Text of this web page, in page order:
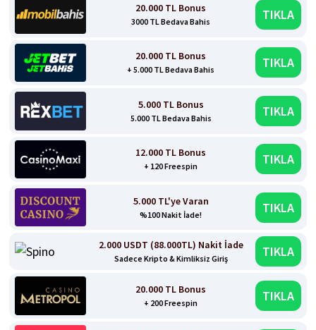
20.000 TL Bonus
3000 TL Bedava Bahis TIKLA
20.000 TL Bonus
+ 5.000 TL Bedava Bahis TIKLA
5.000 TL Bonus
5.000 TL Bedava Bahis TIKLA
12.000 TL Bonus
+ 120 Freespin TIKLA
5.000 TL'ye Varan
%100 Nakit İade! TIKLA
2.000 USDT (88.000TL) Nakit İade
Sadece Kripto & Kimliksiz Giriş TIKLA
20.000 TL Bonus
+ 200 Freespin TIKLA